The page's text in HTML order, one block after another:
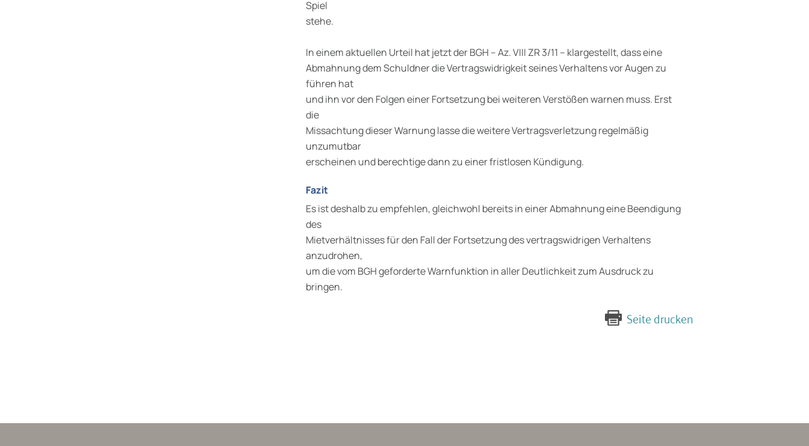
Spiel
stehe.
In einem aktuellen Urteil hat jetzt der BGH – Az. VIII ZR 3/11 – klargestellt, dass eine
Abmahnung dem Schuldner die Vertragswidrigkeit seines Verhaltens vor Augen zu
führen hat
und ihn vor den Folgen einer Fortsetzung bei weiteren Verstößen warnen muss. Erst
die
Missachtung dieser Warnung lasse die weitere Vertragsverletzung regelmäßig
unzumutbar
erscheinen und berechtige dann zu einer fristlosen Kündigung.
Fazit
Es ist deshalb zu empfehlen, gleichwohl bereits in einer Abmahnung eine Beendigung
des
Mietverhältnisses für den Fall der Fortsetzung des vertragswidrigen Verhaltens
anzudrohen,
um die vom BGH geforderte Warnfunktion in aller Deutlichkeit zum Ausdruck zu
bringen.
Seite drucken